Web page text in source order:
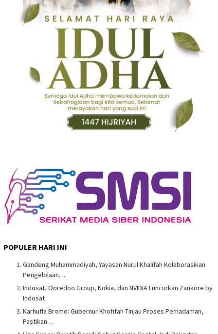
POPULER HARI INI
Gandeng Muhammadiyah, Yayasan Nurul Khalifah Kolaborasikan
Pengelolaan…
Indosat, Ooredoo Group, Nokia, dan NVIDIA Luncurkan Zankore by
Indosat
Karhutla Bromo: Gubernur Khofifah Tinjau Proses Pemadaman,
Pastikan…